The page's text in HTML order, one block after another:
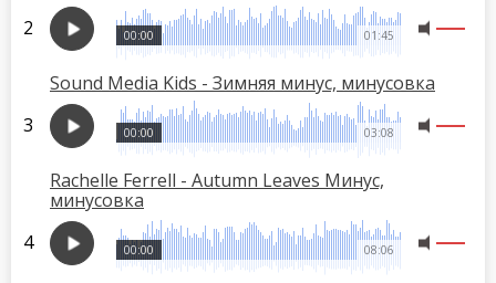
01:45
00:00
Sound Media Kids - Зимняя минус, минусовка
03:08
00:00
Rachelle Ferrell - Autumn Leaves Минус,
минусовка
08:06
00:00